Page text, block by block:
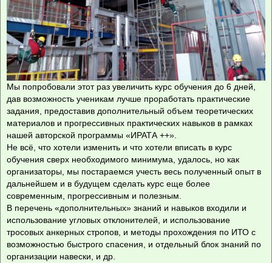
Мы попробовали этот раз увеличить курс обучения до 6 дней,
дав возможность ученикам лучше проработать практические
задания, предоставив дополнительный объем теоретических
материалов и прогрессивных практических навыков в рамках
нашей авторской программы «ИРАТА ++».
Не всё, что хотели изменить и что хотели вписать в курс
обучения сверх необходимого минимума, удалось, но как
организаторы, мы постараемся учесть весь полученный опыт в
дальнейшем и в будущем сделать курс еще более
современным, прогрессивным и полезным.
В перечень «дополнительных» знаний и навыков входили и
использование угловых отклонителей, и использование
тросовых анкерных стропов, и методы прохождения по ИТО с
возможностью быстрого спасения, и отдельный блок знаний по
организации навески, и др.